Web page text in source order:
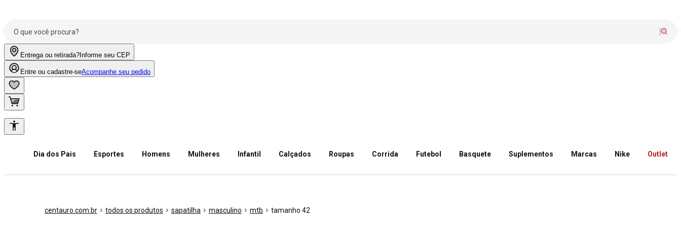
Entrega ou retirada? Informe seu CEP
Entre ou cadastre-seAcompanhe seu pedido
Dia dos Pais Esportes Homens Mulheres Infantil Calçados Roupas Corrida Futebol Basquete Suplementos Marcas Nike Outlet
centauro.com.br todos os produtos sapatilha masculino mtb tamanho 42